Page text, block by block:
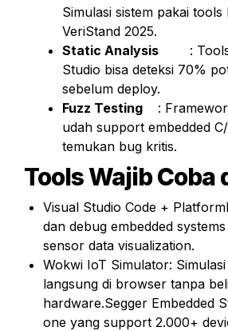
Simulasi sistem pakai tools
VeriStand 2025.
Studio bisa deteksi 70%
sebelum deploy.
Fuzz Testing
udah support embedded
temukan bug kritis.
Tools Wajib Coba
Visual Studio Code +
dan debug embedded
sensor data visualization.
Wokwi IoT Simulator:
langsung di browser tanpa
hardware.Segger Embedded
one yang support 2.000+